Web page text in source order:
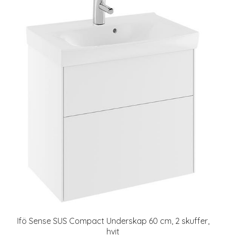
Ifö Sense SUS Compact Underskap 60 cm, 2 skuffer,
hvit